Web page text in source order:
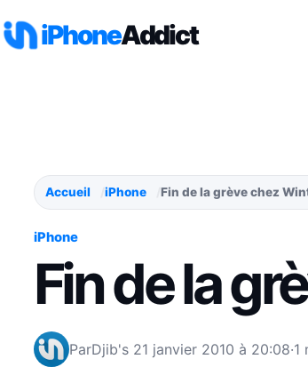
iPhoneAddict
Accueil iPhone Fin de la grève chez
iPhone
Fin de la
ParDjib's 21 janvier 2010 à 20:08·1